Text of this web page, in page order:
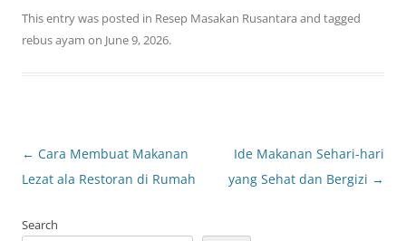
This entry was posted in Resep Masakan Rusantara and tagged
rebus ayam on June 9, 2026.
Post
navigation
← Cara Membuat Makanan
Lezat ala Restoran di Rumah
Ide Makanan Sehari-hari
yang Sehat dan Bergizi →
Search